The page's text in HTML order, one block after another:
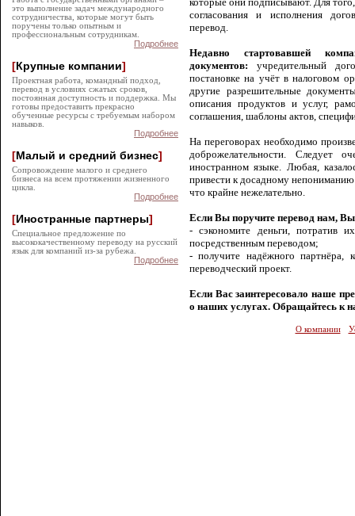
это выполнение задач международного
сотрудничества, которые могут быть
поручены только опытным и
профессиональным сотрудникам.
Подробнее
[Крупные компании]
Проектная работа, командный подход,
перевод в условиях сжатых сроков,
постоянная доступность и поддержка. Мы
готовы предоставить прекрасно
обученные ресурсы с требуемым набором
навыков.
Подробнее
[Малый и средний бизнес]
Сопровождение малого и среднего
бизнеса на всем протяжении жизненного
цикла.
Подробнее
[Иностранные партнеры]
Специальное предложение по
высококачественному переводу на русский
язык для компаний из-за рубежа.
Подробнее
согласования и исполнения
перевод.
Недавно стартовавшей
документов:учредительный
постановке на учёт в налоговом
другие разрешительные
описания продуктов и услуг,
соглашения, шаблоны актов,
На переговорах необходимо
доброжелательности. Следует
иностранном языке. Любая,
привести к досадному
что крайне нежелательно.
Если Вы поручите перевод нам,
- сэкономите деньги, потратив
посредственным переводом;
- получите надёжного партнёра,
переводческий проект.
Если Вас заинтересовало наше
о наших услугах. Обращайтесь к
О компании